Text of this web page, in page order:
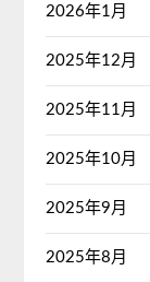
2026年1月
2025年12月
2025年11月
2025年10月
2025年9月
2025年8月